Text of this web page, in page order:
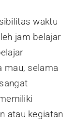
waktu
jam belajar
mau, selama
atau kegiatan